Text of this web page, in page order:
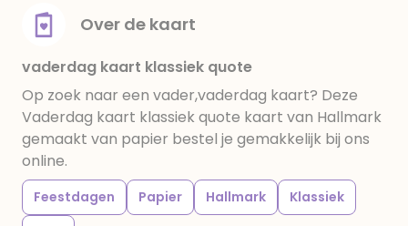
Over de kaart
vaderdag kaart klassiek quote
Op zoek naar een vader,vaderdag kaart? Deze
Vaderdag kaart klassiek quote kaart van Hallmark
gemaakt van papier bestel je gemakkelijk bij ons
online.
Feestdagen Papier Hallmark
Klassiek